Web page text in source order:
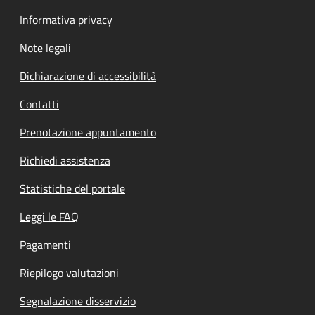
Informativa privacy
Note legali
Dichiarazione di accessibilità
Contatti
Prenotazione appuntamento
Richiedi assistenza
Statistiche del portale
Leggi le FAQ
Pagamenti
Riepilogo valutazioni
Segnalazione disservizio